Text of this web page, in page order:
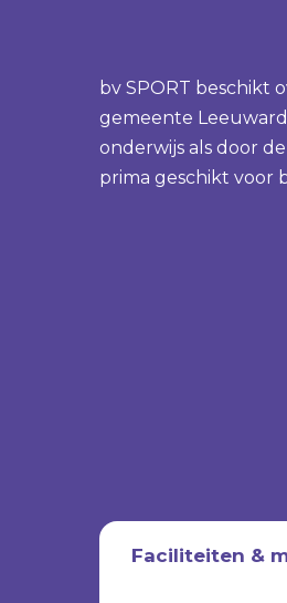
bv SPORT beschikt
gemeente
onderwijs als door
prima geschikt voor
Faciliteiten &